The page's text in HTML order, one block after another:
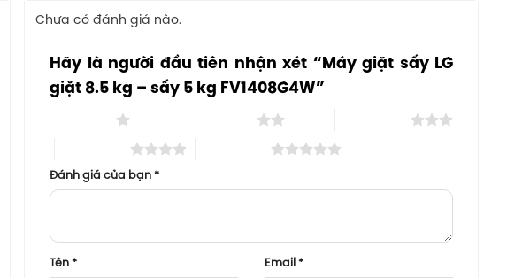
Chưa có đánh giá nào.
Hãy là người đầu tiên nhận xét “Máy giặt sấy LG
giặt 8.5 kg – sấy 5 kg FV1408G4W”
Đánh giá của bạn*
Tên* Email*